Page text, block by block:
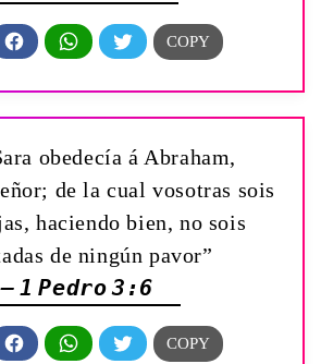
obedecía á Abraham,
de la cual vosotras sois
haciendo bien, no sois
de ningún pavor”
— 1 Pedro 3:6